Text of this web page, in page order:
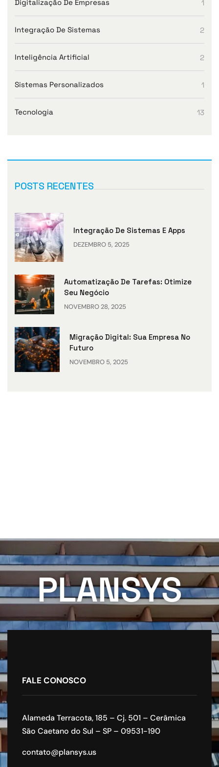
Digitalização De Empresas 1
Integração De Sistemas 2
Inteligência Artificial 2
Sistemas Personalizados 1
Tecnologia 13
POSTS RECENTES
Integração De Sistemas E Apps
DEZEMBRO 5, 2025
Automatização De Tarefas: Otimize
Seu Negócio
NOVEMBRO 28, 2025
Migração Digital: Sua Empresa No
Futuro
NOVEMBRO 5, 2025
PLANSYS
FALE CONOSCO
Alameda Terracota, 185 – Cj. 501 – Cerâmica
São Caetano do Sul – SP – 09531-190
contato@plansys.us